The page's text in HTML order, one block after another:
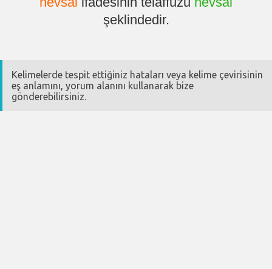
şeklindedir.
Kelimelerde tespit ettiğiniz hataları veya kelime çevirisinin
eş anlamını, yorum alanını kullanarak bize
gönderebilirsiniz.